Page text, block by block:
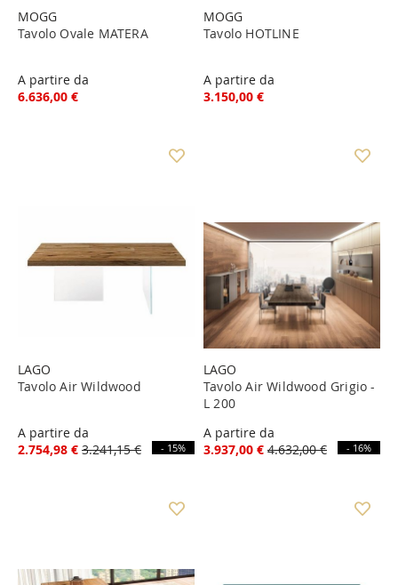
MOGG
Tavolo Ovale MATERA
A partire da
6.636,00 €
MOGG
Tavolo HOTLINE
A partire da
3.150,00 €
LAGO
Tavolo Air Wildwood
A partire da
2.754,98 € 3.241,15 € - 15%
LAGO
Tavolo Air Wildwood Grigio -
L 200
A partire da
3.937,00 € 4.632,00 € - 16%